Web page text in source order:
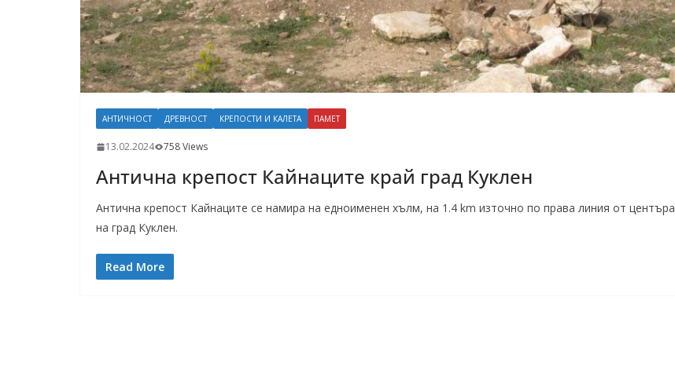
АНТИЧНОСТ ДРЕВНОСТ КРЕПОСТИ И КАЛЕТА ПАМЕТ
13.02.2024 758 Views
Антична крепост Кайнаците край град Куклен
Антична крепост Кайнаците се намира на едноименен хълм, на 1.4 km източно по права линия от центъра
на град Куклен.
Read More